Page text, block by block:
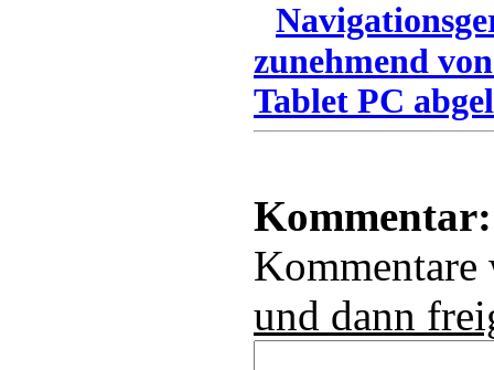
zunehmend
Tablet PC
Kommentar:
und dann